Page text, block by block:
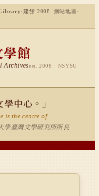
·建館 2008 網站地圖 ·
館
Archivesest. 2008 · NSYSU
中心。」
is the centre of
臺灣文學研究所所長